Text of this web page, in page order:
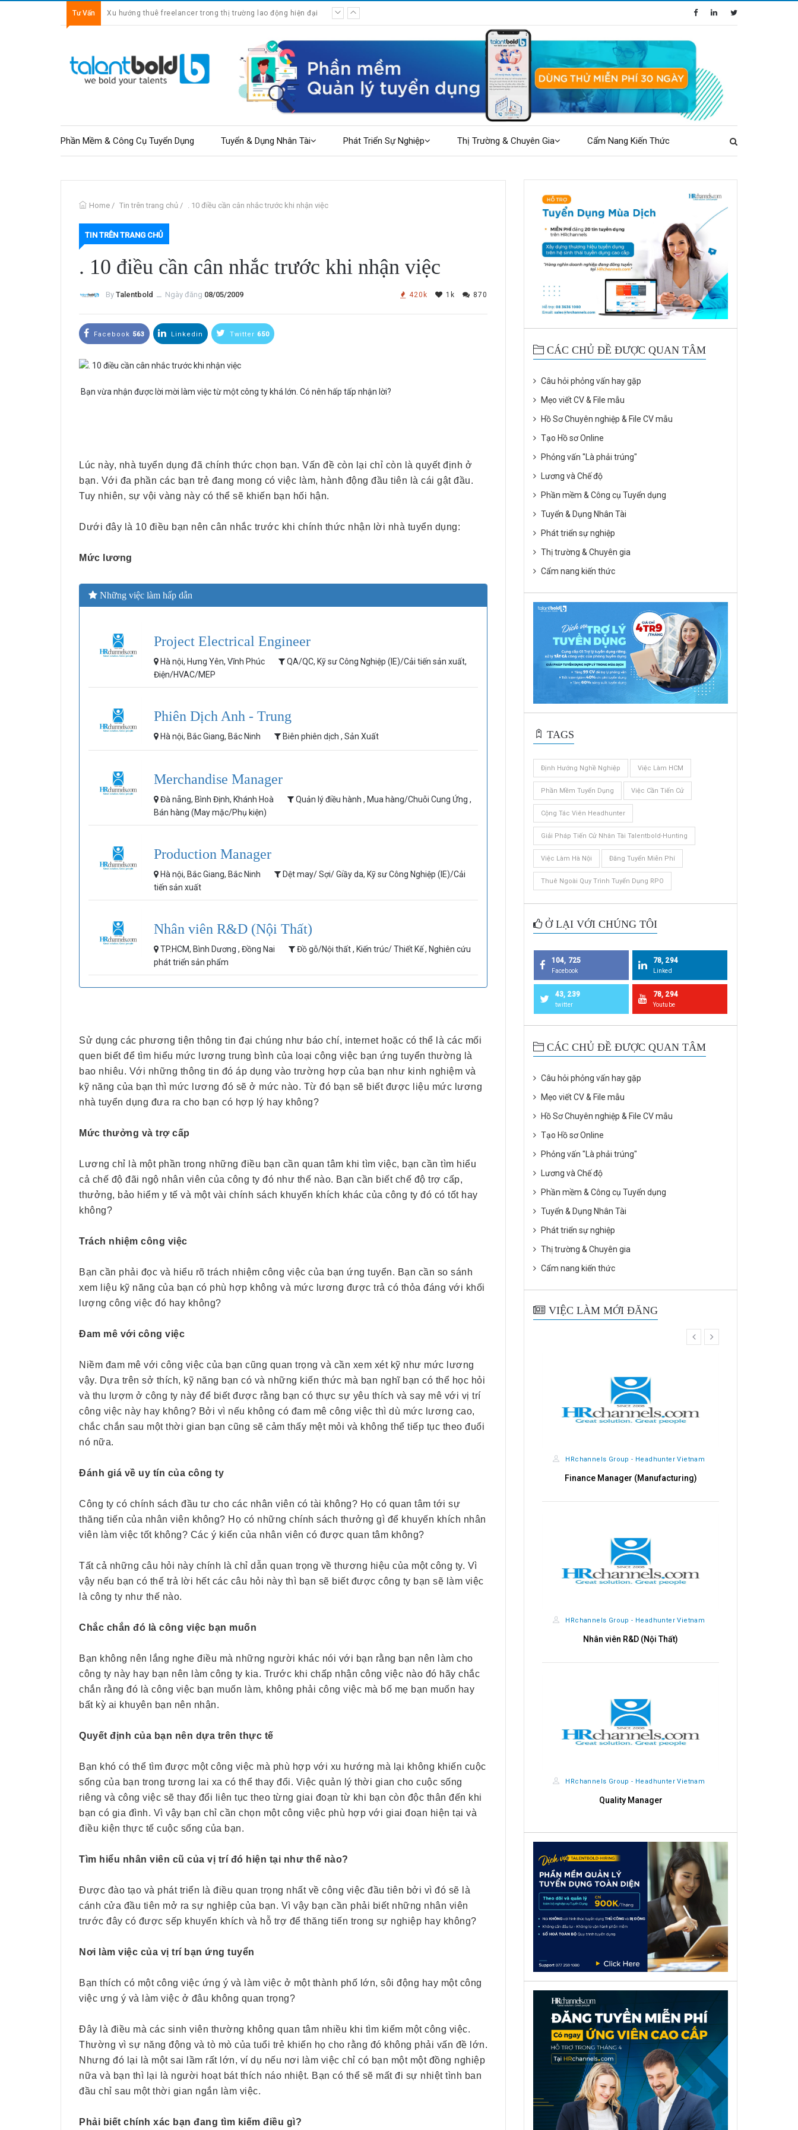
Tư Vấn Xu hướng thuê freelancer trong thị trường lao động hiện đại
Phần Mềm & Công Cụ Tuyển Dụng Tuyển & Dụng Nhân Tài Phát Triển Sự Nghiệp Thị Trường & Chuyên Gia Cẩm Nang Kiến Thức
Home / Tin trên trang chủ / . 10 điều cần cân nhắc trước khi nhận việc
TIN TRÊN TRANG CHỦ
. 10 điều cần cân nhắc trước khi nhận việc
By Talentbold ــ Ngày đăng 08/05/2009 420k 1k 870
Facebook 563 Linkedin Twitter 650
Bạn vừa nhận được lời mời làm việc từ một công ty khá lớn. Có nên hấp tấp nhận lời?
Lúc này, nhà tuyển dụng đã chính thức chọn bạn. Vấn đề còn lại chỉ còn là quyết định ở
bạn. Với đa phần các bạn trẻ đang mong có việc làm, hành động đầu tiên là cái gật đầu.
Tuy nhiên, sự vội vàng này có thể sẽ khiến bạn hối hận.
Dưới đây là 10 điều bạn nên cân nhắc trước khi chính thức nhận lời nhà tuyển dụng:
Mức lương
Những việc làm hấp dẫn
Project Electrical Engineer
Hà nội, Hưng Yên, Vĩnh Phúc
QA/QC, Kỹ sư Công Nghiệp (IE)/Cải tiến sản xuất,
Điện/HVAC/MEP
Phiên Dịch Anh - Trung
Hà nội, Bắc Giang, Bắc Ninh Biên phiên dịch , Sản Xuất
Merchandise Manager
Đà nẵng, Bình Định, Khánh Hoà
Quản lý điều hành , Mua hàng/Chuỗi Cung Ứng ,
Bán hàng (May mặc/Phụ kiện)
Production Manager
Hà nội, Bắc Giang, Bắc Ninh
Dệt may/ Sợi/ Giầy da, Kỹ sư Công Nghiệp (IE)/Cải
tiến sản xuất
Nhân viên R&D (Nội Thất)
TP.HCM, Bình Dương , Đồng Nai
Đồ gỗ/Nội thất , Kiến trúc/ Thiết Kế , Nghiên cứu
phát triển sản phẩm
Sử dụng các phương tiện thông tin đại chúng như báo chí, internet hoặc có thể là các mối
quen biết để tìm hiểu mức lương trung bình của loại công việc bạn ứng tuyển thường là
bao nhiêu. Với những thông tin đó áp dụng vào trường hợp của bạn như kinh nghiệm và
kỹ năng của bạn thì mức lương đó sẽ ở mức nào. Từ đó bạn sẽ biết được liệu mức lương
nhà tuyển dụng đưa ra cho bạn có hợp lý hay không?
Mức thưởng và trợ cấp
Lương chỉ là một phần trong những điều bạn cần quan tâm khi tìm việc, bạn cần tìm hiểu
cả chế độ đãi ngộ nhân viên của công ty đó như thế nào. Bạn cần biết chế độ trợ cấp,
thưởng, bảo hiểm y tế và một vài chính sách khuyến khích khác của công ty đó có tốt hay
không?
Trách nhiệm công việc
Bạn cần phải đọc và hiểu rõ trách nhiệm công việc của bạn ứng tuyển. Bạn cần so sánh
xem liệu kỹ năng của bạn có phù hợp không và mức lương được trả có thỏa đáng với khối
lượng công việc đó hay không?
Đam mê với công việc
Niềm đam mê với công việc của bạn cũng quan trọng và cần xem xét kỹ như mức lương
vậy. Dựa trên sở thích, kỹ năng bạn có và những kiến thức mà bạn nghĩ bạn có thể học hỏi
và thu lượm ở công ty này để biết được rằng bạn có thực sự yêu thích và say mê với vị trí
công việc này hay không? Bởi vì nếu không có đam mê công việc thì dù mức lương cao,
chắc chắn sau một thời gian bạn cũng sẽ cảm thấy mệt mỏi và không thể tiếp tục theo đuổi
nó nữa.
Đánh giá về uy tín của công ty
Công ty có chính sách đầu tư cho các nhân viên có tài không? Họ có quan tâm tới sự
thăng tiến của nhân viên không? Họ có những chính sách thưởng gì để khuyến khích nhân
viên làm việc tốt không? Các ý kiến của nhân viên có được quan tâm không?
Tất cả những câu hỏi này chính là chỉ dẫn quan trọng về thương hiệu của một công ty. Vì
vậy nếu bạn có thể trả lời hết các câu hỏi này thì bạn sẽ biết được công ty bạn sẽ làm việc
là công ty như thế nào.
Chắc chắn đó là công việc bạn muốn
Bạn không nên lắng nghe điều mà những người khác nói với bạn rằng bạn nên làm cho
công ty này hay bạn nên làm công ty kia. Trước khi chấp nhận công việc nào đó hãy chắc
chắn rằng đó là công việc bạn muốn làm, không phải công việc mà bố mẹ bạn muốn hay
bất kỳ ai khuyên bạn nên nhận.
Quyết định của bạn nên dựa trên thực tế
Bạn khó có thể tìm được một công việc mà phù hợp với xu hướng mà lại không khiến cuộc
sống của bạn trong tương lai xa có thể thay đổi. Việc quản lý thời gian cho cuộc sống
riêng và công việc sẽ thay đổi liên tục theo từng giai đoạn từ khi bạn còn độc thân đến khi
bạn có gia đình. Vì vậy bạn chỉ cần chọn một công việc phù hợp với giai đoạn hiện tại và
điều kiện thực tế cuộc sống của bạn.
Tìm hiểu nhân viên cũ của vị trí đó hiện tại như thế nào?
Được đào tạo và phát triển là điều quan trọng nhất về công việc đầu tiên bởi vì đó sẽ là
cánh cửa đầu tiên mở ra sự nghiệp của bạn. Vì vậy bạn cần phải biết những nhân viên
trước đây có được sếp khuyến khích và hỗ trợ để thăng tiến trong sự nghiệp hay không?
Nơi làm việc của vị trí bạn ứng tuyển
Bạn thích có một công việc ứng ý và làm việc ở một thành phố lớn, sôi động hay một công
việc ưng ý và làm việc ở đâu không quan trọng?
Đây là điều mà các sinh viên thường không quan tâm nhiều khi tìm kiếm một công việc.
Thường vì sự năng động và tò mò của tuổi trẻ khiến họ cho rằng đó không phải vấn đề lớn.
Nhưng đó lại là một sai lầm rất lớn, ví dụ nếu nơi làm việc chỉ có bạn một một đồng nghiệp
nữa và bạn thì lại là người hoạt bát thích náo nhiệt. Bạn có thể sẽ mất đi sự nhiệt tình ban
đầu chỉ sau một thời gian ngắn làm việc.
Phải biết chính xác bạn đang tìm kiếm điều gì?
CÁC CHỦ ĐỀ ĐƯỢC QUAN TÂM
Câu hỏi phỏng vấn hay gặp
Mẹo viết CV & File mẫu
Hồ Sơ Chuyên nghiệp & File CV mẫu
Tạo Hồ sơ Online
Phỏng vấn "Là phải trúng"
Lương và Chế độ
Phần mềm & Công cụ Tuyển dụng
Tuyển & Dụng Nhân Tài
Phát triển sự nghiệp
Thị trường & Chuyên gia
Cẩm nang kiến thức
TAGS
Định Hướng Nghề Nghiệp Việc Làm HCM
Phần Mềm Tuyển Dụng Việc Cần Tiến Cử
Cộng Tác Viên Headhunter
Giải Pháp Tiến Cử Nhân Tài Talentbold-Hunting
Việc Làm Hà Nội Đăng Tuyển Miễn Phí
Thuê Ngoài Quy Trình Tuyển Dụng RPO
Ở LẠI VỚI CHÚNG TÔI
104, 725
Facebook
78, 294
Linked
43, 239
twitter
78, 294
Youtube
CÁC CHỦ ĐỀ ĐƯỢC QUAN TÂM
Câu hỏi phỏng vấn hay gặp
Mẹo viết CV & File mẫu
Hồ Sơ Chuyên nghiệp & File CV mẫu
Tạo Hồ sơ Online
Phỏng vấn "Là phải trúng"
Lương và Chế độ
Phần mềm & Công cụ Tuyển dụng
Tuyển & Dụng Nhân Tài
Phát triển sự nghiệp
Thị trường & Chuyên gia
Cẩm nang kiến thức
VIỆC LÀM MỚI ĐĂNG
HRchannels Group - Headhunter Vietnam
Merchandise Manager
HRchannels Group - Headhunter Vietnam
Finance Manager (Manufacturing)
HRchannels Group - Headhunter Vietnam
Nhân viên R&D (Nội Thất)
HRchannels Group - Headhunter Vietnam
Quality Manager
prev